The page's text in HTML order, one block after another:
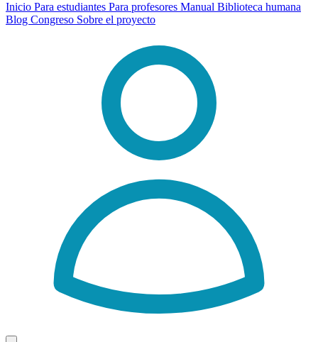
Inicio Para estudiantes Para profesores Manual Biblioteca humana
Blog Congreso Sobre el proyecto